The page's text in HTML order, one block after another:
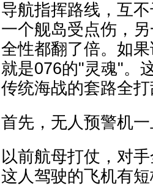
导航指挥路线，互
一个舰岛受点伤，
全性都翻了倍。如
就是076的"灵魂"。
传统海战的套路全打
首先，无人预警机
以前航母打仗，对
这人驾驶的飞机有